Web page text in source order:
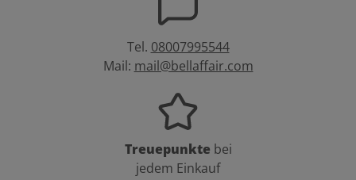
Tel. 08007995544
Mail: mail@bellaffair.com
Treuepunkte bei
jedem Einkauf